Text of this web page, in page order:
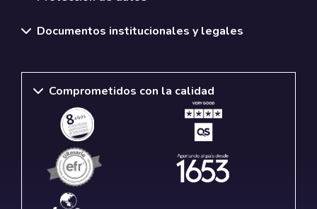
Documentos institucionales y legales
Comprometidos con la calidad